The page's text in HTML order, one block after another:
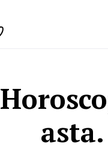
pe măsură